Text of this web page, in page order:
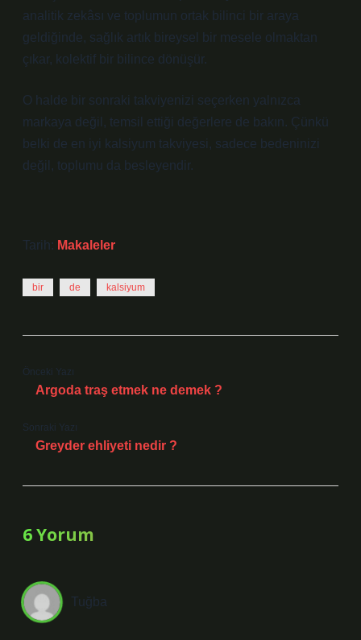
analitik zekâsı ve toplumun ortak bilinci bir araya
geldiğinde, sağlık artık bireysel bir mesele olmaktan
çıkar, kolektif bir bilince dönüşür.
O halde bir sonraki takviyenizi seçerken yalnızca
markaya değil, temsil ettiği değerlere de bakın. Çünkü
belki de en iyi kalsiyum takviyesi, sadece bedeninizi
değil, toplumu da besleyendir.
Tarih: Makaleler
bir de kalsiyum
Önceki Yazı
Argoda traş etmek ne demek ?
Sonraki Yazı
Greyder ehliyeti nedir ?
6 Yorum
Tuğba